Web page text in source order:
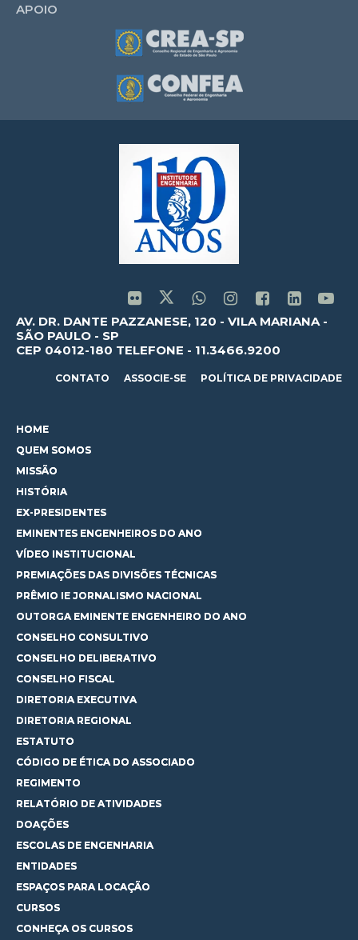
APOIO
AV. DR. DANTE PAZZANESE, 120 - VILA MARIANA -
SÃO PAULO - SP
CEP 04012-180 TELEFONE - 11.3466.9200
CONTATO ASSOCIE-SE POLÍTICA DE PRIVACIDADE
HOME
QUEM SOMOS
MISSÃO
HISTÓRIA
EX-PRESIDENTES
EMINENTES ENGENHEIROS DO ANO
VÍDEO INSTITUCIONAL
PREMIAÇÕES DAS DIVISÕES TÉCNICAS
PRÊMIO IE JORNALISMO NACIONAL
OUTORGA EMINENTE ENGENHEIRO DO ANO
CONSELHO CONSULTIVO
CONSELHO DELIBERATIVO
CONSELHO FISCAL
DIRETORIA EXECUTIVA
DIRETORIA REGIONAL
ESTATUTO
CÓDIGO DE ÉTICA DO ASSOCIADO
REGIMENTO
RELATÓRIO DE ATIVIDADES
DOAÇÕES
ESCOLAS DE ENGENHARIA
ENTIDADES
ESPAÇOS PARA LOCAÇÃO
CURSOS
CONHEÇA OS CURSOS